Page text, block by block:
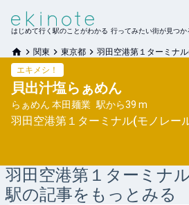
はじめて行く駅のことがわかる 行ってみたい街が見つか
関東 東京都 羽田空港第１ターミナ
エキメシ！
貝出汁塩らぁめん
らぁめん 本田麺業 駅から39 m
羽田空港第１ターミナル(モノレー
羽田空港第１ターミナ
駅の記事をもっとみる